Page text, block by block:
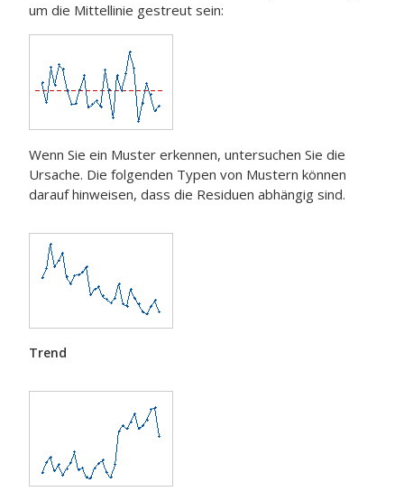
um die Mittellinie gestreut sein:
Wenn Sie ein Muster erkennen, untersuchen Sie die
Ursache. Die folgenden Typen von Mustern können
darauf hinweisen, dass die Residuen abhängig sind.
Trend